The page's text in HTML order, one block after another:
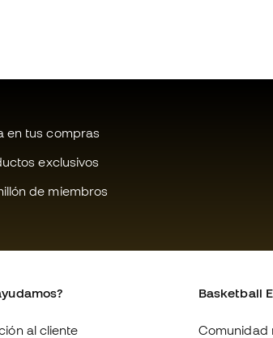
en tus compras
exclusivos
de miembros
al cliente
Basketball
Comunidad